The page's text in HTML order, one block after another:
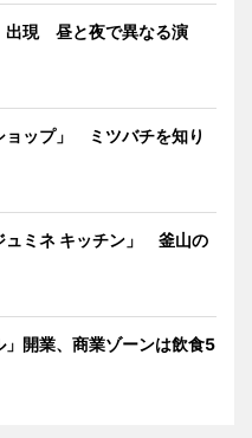
出現 昼と夜で異なる演
ョップ」 ミツバチを知り
ュミネ キッチン」 釜山の
開業、商業ゾーンは飲食5